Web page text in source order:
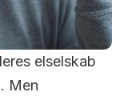
elselskab
Men